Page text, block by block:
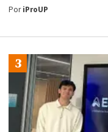
PoriProUP